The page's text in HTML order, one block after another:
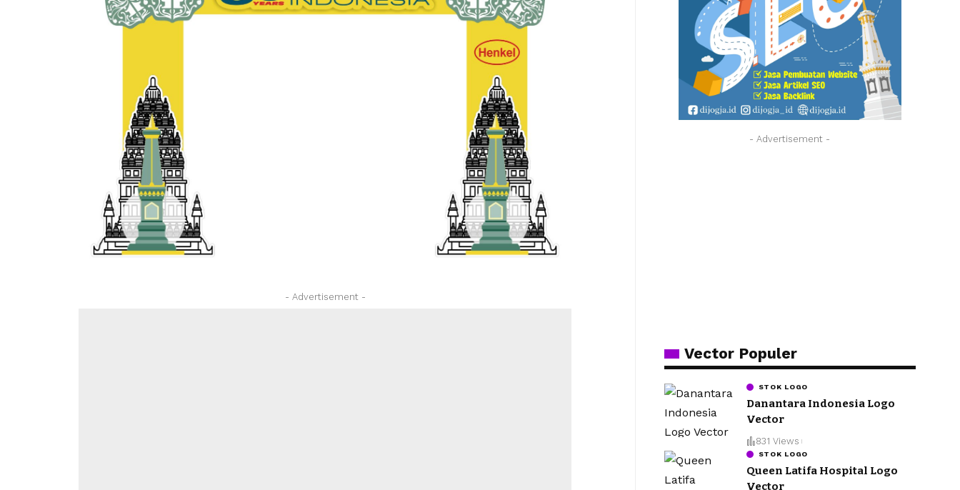
- Advertisement -
- Advertisement -
Vector Populer
STOK LOGO
Danantara Indonesia Logo
Vector
831 Views
STOK LOGO
Queen Latifa Hospital Logo
Vector